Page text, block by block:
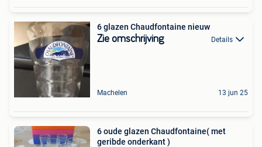
6 glazen Chaudfontaine nieuw
Zie omschrijving Details
Machelen 13 jun 25
6 oude glazen Chaudfontaine( met
geribde onderkant )